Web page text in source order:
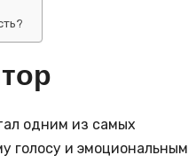
одним из самых
голосу и эмоциональным